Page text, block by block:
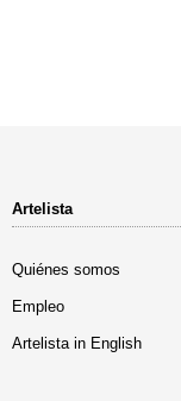
Artelista
Quiénes somos
Empleo
Artelista in English